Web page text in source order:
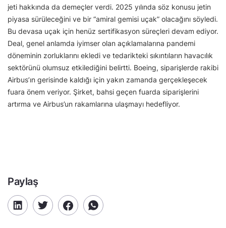
jeti hakkında da demeçler verdi. 2025 yılında söz konusu jetin
piyasa sürüleceğini ve bir “amiral gemisi uçak” olacağını söyledi.
Bu devasa uçak için henüz sertifikasyon süreçleri devam ediyor.
Deal, genel anlamda iyimser olan açıklamalarına pandemi
döneminin zorluklarını ekledi ve tedarikteki sıkıntıların havacılık
sektörünü olumsuz etkilediğini belirtti. Boeing, siparişlerde rakibi
Airbus’ın gerisinde kaldığı için yakın zamanda gerçekleşecek
fuara önem veriyor. Şirket, bahsi geçen fuarda siparişlerini
artırma ve Airbus’un rakamlarına ulaşmayı hedefliyor.
Paylaş